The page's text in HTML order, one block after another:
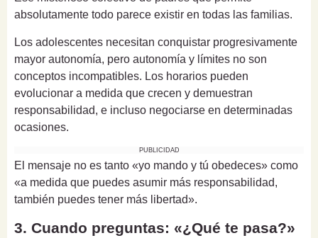
absolutamente todo parece existir en todas las familias.
Los adolescentes necesitan conquistar progresivamente
mayor autonomía, pero autonomía y límites no son
conceptos incompatibles. Los horarios pueden
evolucionar a medida que crecen y demuestran
responsabilidad, e incluso negociarse en determinadas
ocasiones.
PUBLICIDAD
El mensaje no es tanto «yo mando y tú obedeces» como
«a medida que puedes asumir más responsabilidad,
también puedes tener más libertad».
3. Cuando preguntas: «¿Qué te pasa?»